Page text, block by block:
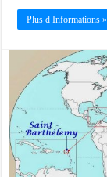
Plus d Informations »